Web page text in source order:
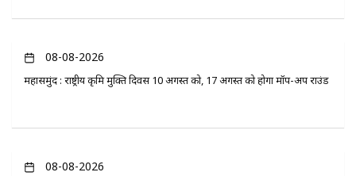
08-08-2026
महासमुंद : राष्ट्रीय कृमि मुक्ति दिवस 10 अगस्त को, 17 अगस्त को होगा मॉप-अप राउंड
08-08-2026